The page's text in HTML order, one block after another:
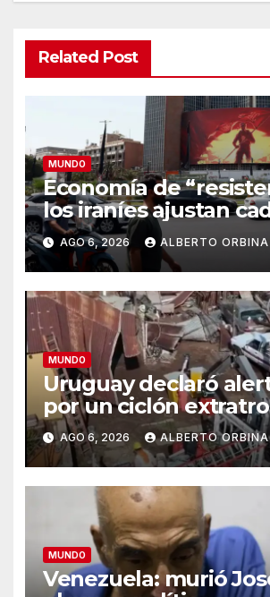
Related Post
MUNDO
Economía de
los iraníes ajustan
para sobrevivir tras
meses de guerra
Estados Unidos e
AGO 6, 2026 ALBERTO ORBINA
MUNDO
Uruguay declaró
por un ciclón
menos un muerto
AGO 6, 2026 ALBERTO ORBINA
MUNDO
Venezuela: murió